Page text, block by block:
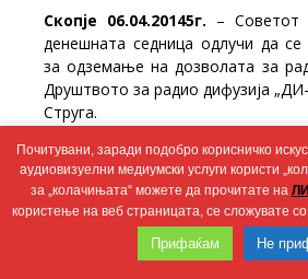
Скопје 06.04.20145г. – Советот
денешната седница одлучи да се
за одземање на дозволата за
Друштвото за радио дифузија
Струга.
Wingaga
provides
unique
2026 © Агенција за аудио и
Почитувани, заради подобро корисничко
аудиовизуелни медиумски услуги користи
за „колачињата“ можете да прочитате на
користење на веб страницата, се сложувате
Прифаќам Не